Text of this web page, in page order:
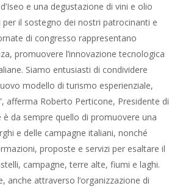
e una degustazione di vini e olio
il sostegno dei nostri patrocinanti e
di congresso rappresentano
promuovere l’innovazione tecnologica
Siamo entusiasti di condividere
modello di turismo esperienziale,
afferma Roberto Perticone, Presidente di
da sempre quello di promuovere una
e delle campagne italiani, nonché
proposte e servizi per esaltare il
campagne, terre alte, fiumi e laghi.
attraverso l’organizzazione di